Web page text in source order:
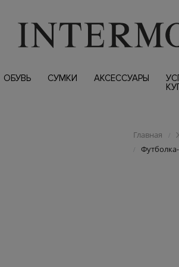
ОБУВЬ СУМКИ АКСЕССУАРЫ
Главная /
/